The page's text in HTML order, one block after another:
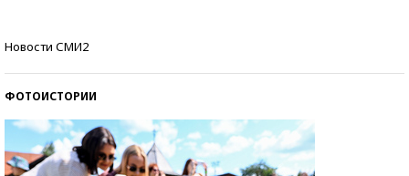
Новости СМИ2
ФОТОИСТОРИИ